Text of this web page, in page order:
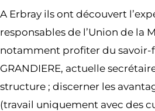
A Erbray ils ont découvert
responsables de l’Union de la
notamment profiter du savoir-
GRANDIERE, actuelle
structure ; discerner les
(travail uniquement avec des